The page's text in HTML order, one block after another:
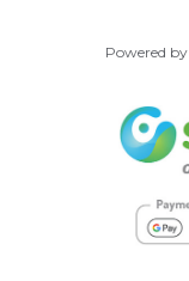
Powered